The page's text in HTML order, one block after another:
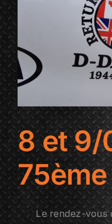
8 et 9/
Le rendez-vous